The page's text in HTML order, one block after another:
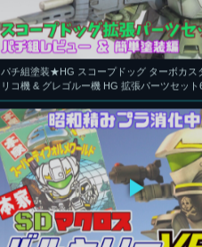
パチ組塗装★HG スコープドッグ ターボカス
リコ機 & グレゴルー機 HG 拡張パーツセット
旧キット製作★本家SDマクロス バルキリー